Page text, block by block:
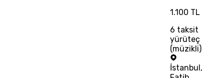
1.100 TL
6 taksit
yürüteç
(müzikli)
İstanbul,